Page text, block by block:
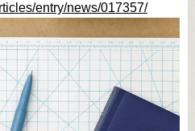
entry/news/017357/